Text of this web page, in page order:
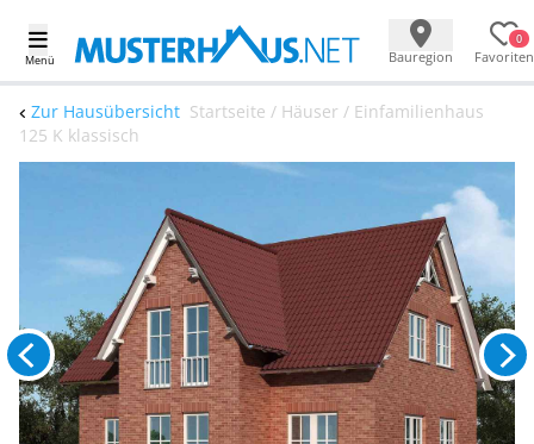
Menü Bauregion
0
Favoriten
Zur Hausübersicht Startseite / Häuser / Einfamilienhaus
125 K klassisch